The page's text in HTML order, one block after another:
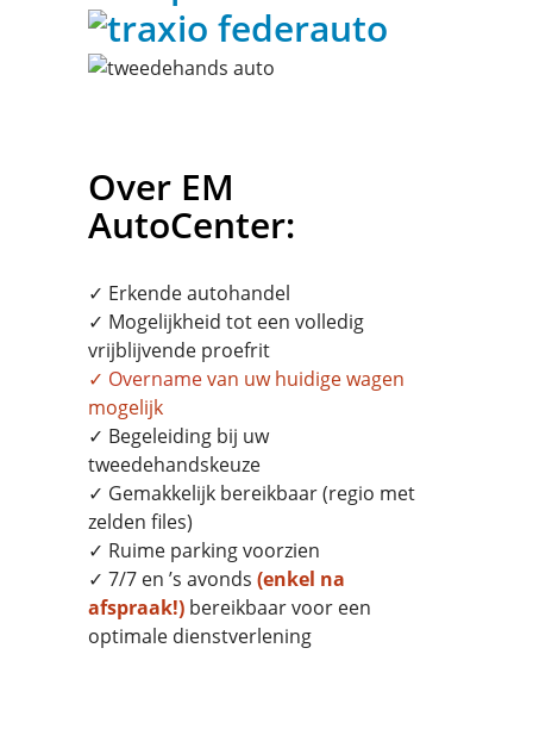
Over EM
AutoCenter:
✓ Erkende autohandel
✓ Mogelijkheid tot een volledig
vrijblijvende proefrit
✓ Overnamevan uw huidige wagen
mogelijk
✓ Begeleiding bij uw
tweedehandskeuze
✓ Gemakkelijk bereikbaar (regio met
zelden files)
✓ Ruime parking voorzien
✓ 7/7 en ’s avonds (enkel na
afspraak!) bereikbaar voor een
optimale dienstverlening